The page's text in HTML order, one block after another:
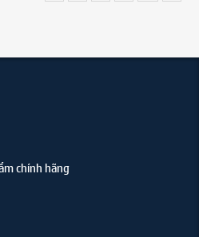
chính hãng